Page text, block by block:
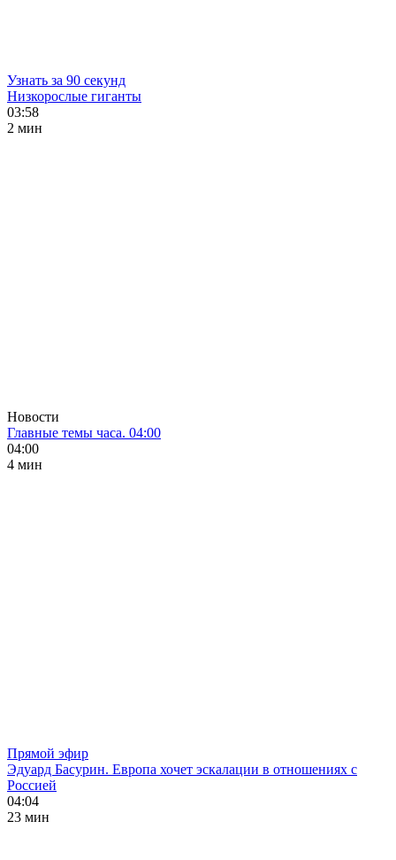
Узнать за 90 секунд
Низкорослые гиганты
03:58
2 мин
Новости
Главные темы часа. 04:00
04:00
4 мин
Прямой эфир
Эдуард Басурин. Европа хочет эскалации в отношениях с
Россией
04:04
23 мин